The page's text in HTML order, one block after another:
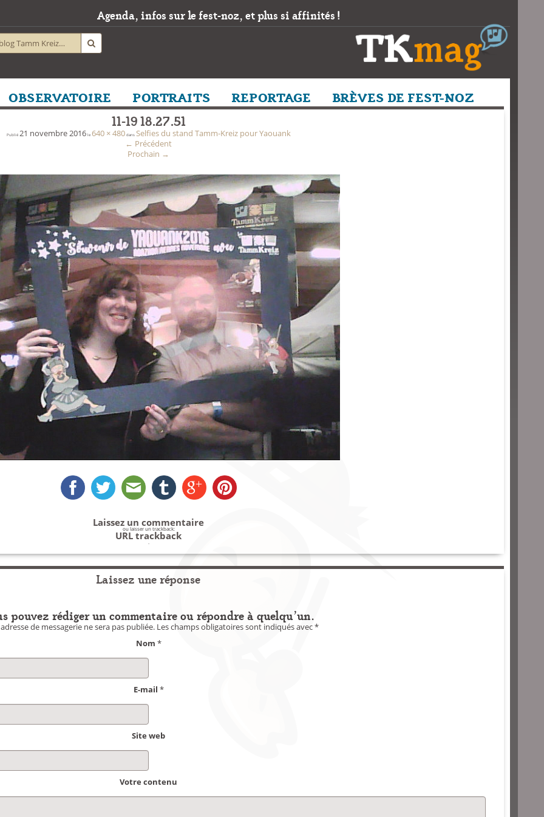
Agenda, infos sur le fest-noz, et plus si affinités !
OBSERVATOIRE PORTRAITS REPORTAGE BRÈVES DE FEST-NOZ
11-19 18.27.51
Publié 21 novembre 2016le 640 × 480dans Selfies du stand Tamm-Kreiz pour Yaouank
← Précédent
Prochain →
Laissez un commentaire
ou laisser un trackback:
URL trackback
.
Laissez une réponse
pouvez rédiger un commentaire ou répondre à quelqu'un.
de messagerie ne sera pas publiée.Les champs obligatoires sont indiqués avec*
Nom *
E-mail *
Site web
Votre contenu